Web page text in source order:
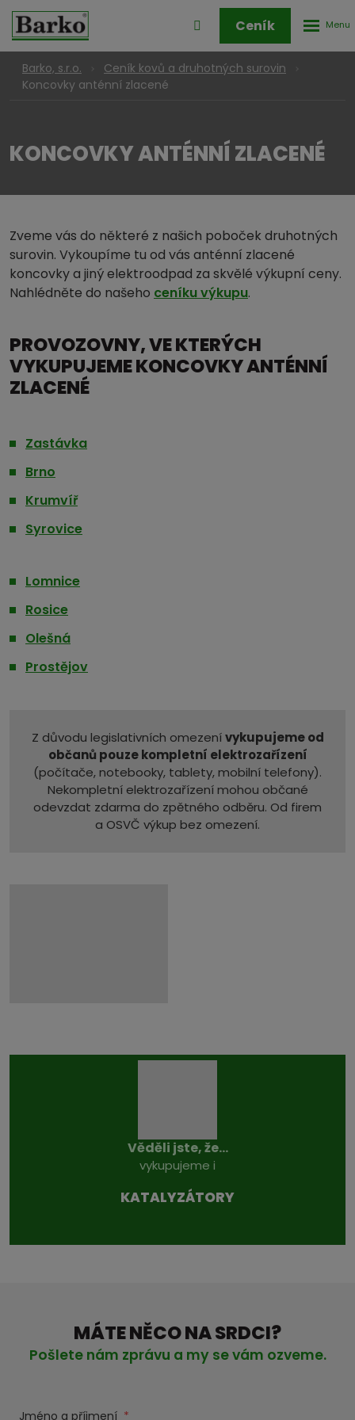
Přihlášení
klienstké
zóny
Ceník
Barko, s.r.o.
Ceník kovů a druhotných surovin
Koncovky anténní zlacené
KONCOVKY ANTÉNNÍ ZLACENÉ
Zveme vás do některé z našich poboček druhotných
surovin. Vykoupíme tu od vás anténní zlacené
koncovky a jiný elektroodpad za skvělé výkupní ceny.
Nahlédněte do našeho ceníku výkupu.
PROVOZOVNY, VE KTERÝCH
VYKUPUJEME KONCOVKY ANTÉNNÍ
ZLACENÉ
Zastávka
Brno
Krumvíř
Syrovice
Lomnice
Rosice
Olešná
Prostějov
Z důvodu legislativních omezenívykupujeme od
občanů pouze kompletní elektrozařízení
(počítače, notebooky, tablety, mobilní telefony).
Nekompletní elektrozařízení mohou občané
odevzdat zdarma do zpětného odběru. Od firem
a OSVČ výkup bez omezení.
Věděli jste, že...
vykupujeme i
KATALYZÁTO­RY
MÁTE NĚCO NA SRDCI?
Pošlete nám zprávu a my se vám ozveme.
Jméno a příjmení *